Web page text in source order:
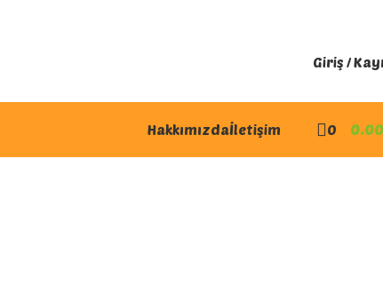
Giriş /
Hakkımızdaİletişim 0 0.00